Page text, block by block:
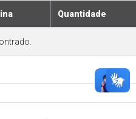
Quantidade